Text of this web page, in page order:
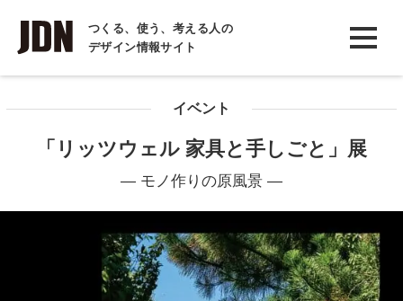
つくる、使う、考える人の
デザイン情報サイト
INTERVIEW
インタビュー
イベント
「リッツウェル 家具と手しごと」展
― モノ作りの原風景 ―